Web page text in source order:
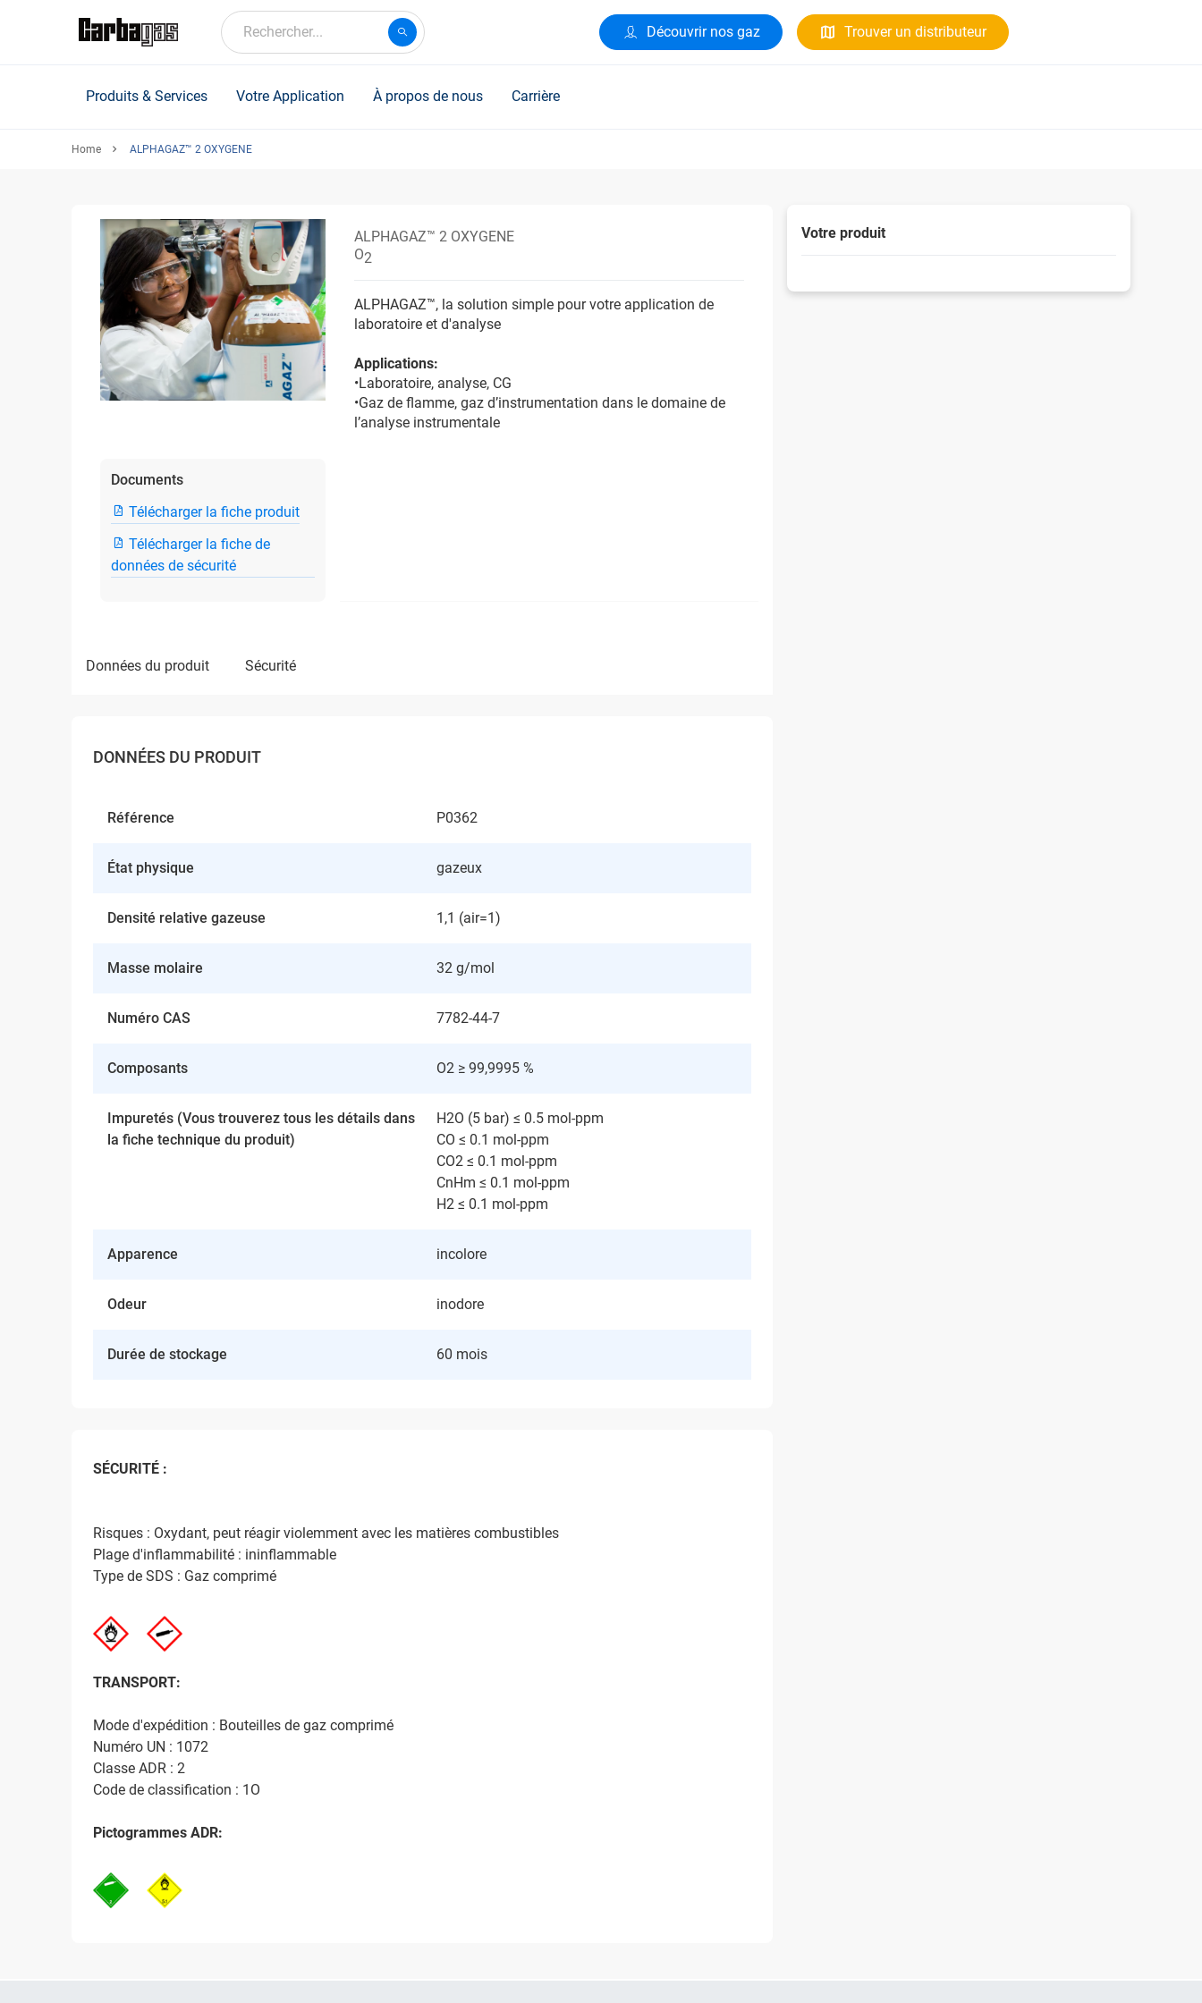
Rechercher... Découvrir nos gaz Trouver un distributeur
Produits & Services Votre Application À propos de nous Carrière
Home ALPHAGAZ™ 2 OXYGENE
Documents
Télécharger la fiche produit
Télécharger la fiche de
données de sécurité
ALPHAGAZ™ 2 OXYGENE
O2
ALPHAGAZ™, la solution simple pour votre application de
laboratoire et d'analyse
Applications:
•Laboratoire, analyse, CG
•Gaz de flamme, gaz d’instrumentation dans le domaine de
l’analyse instrumentale
données du produit sécurité
DONNÉES DU PRODUIT
Référence P0362
État physique gazeux
Densité relative gazeuse 1,1 (air=1)
Masse molaire 32 g/mol
Numéro CAS 7782-44-7
Composants O2 ≥ 99,9995 %
Impuretés (Vous trouverez tous les détails dans
la fiche technique du produit)
H2O (5 bar) ≤ 0.5 mol-ppm
CO ≤ 0.1 mol-ppm
CO2 ≤ 0.1 mol-ppm
CnHm ≤ 0.1 mol-ppm
H2 ≤ 0.1 mol-ppm
Apparence incolore
Odeur inodore
Durée de stockage 60 mois
SÉCURITÉ :
Risques : Oxydant, peut réagir violemment avec les matières combustibles
Plage d'inflammabilité : ininflammable
Type de SDS : Gaz comprimé
TRANSPORT:
Mode d'expédition : Bouteilles de gaz comprimé
Numéro UN : 1072
Classe ADR : 2
Code de classification : 1O
Pictogrammes ADR:
Votre produit